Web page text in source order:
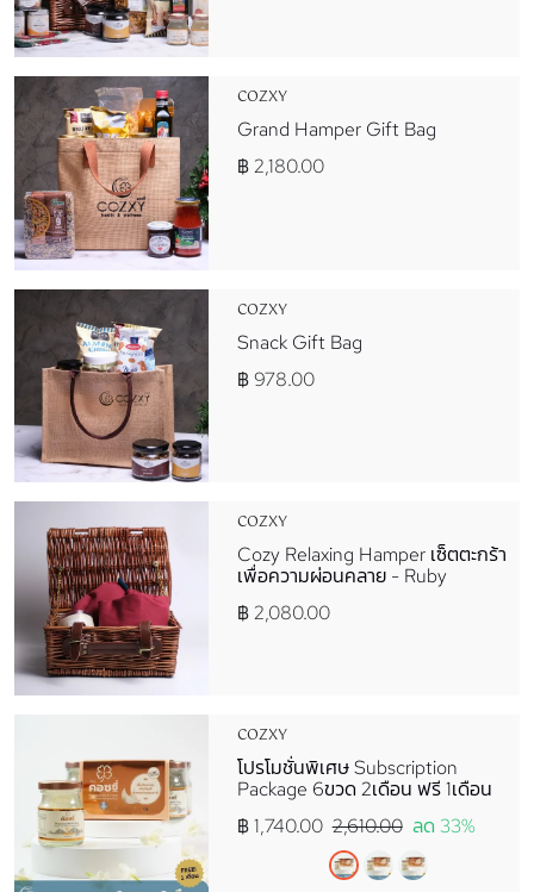
COZXY
Grand Hamper Gift Bag
฿ 2,180.00
COZXY
Snack Gift Bag
฿ 978.00
COZXY
Cozy Relaxing Hamper เซ็ตตะกร้า
เพื่อความผ่อนคลาย - Ruby
฿ 2,080.00
COZXY
โปรโมชั่นพิเศษ Subscription
Package 6ขวด 2เดือน ฟรี 1เดือน
฿ 1,740.00 2,610.00 ลด 33%